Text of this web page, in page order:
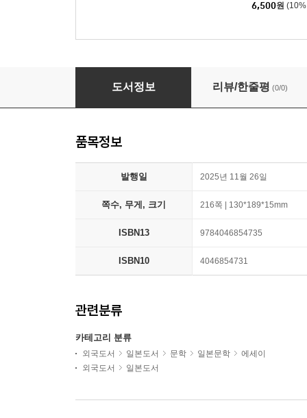
6,500원
それでも光に手を伸ばす
도서정보 리뷰/한줄평 (0/0)
품목정보
발행일 2025년 11월 26일
쪽수, 무게, 크기 216쪽 | 130*189*15mm
ISBN13 9784046854735
ISBN10 4046854731
관련분류
카테고리 분류
외국도서 일본도서 문학 일본문학
에세이
외국도서
일본도서